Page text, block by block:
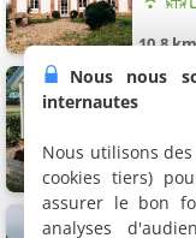
10.8 km
11 km
Pic
Nous nous
internautes
Nous utilisons
cookies tiers)
assurer le bon
analyses